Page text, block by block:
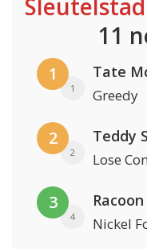
11
1
1
Tate
Greedy
2
2
Teddy
Lose
3
4
Racoon
Nickel